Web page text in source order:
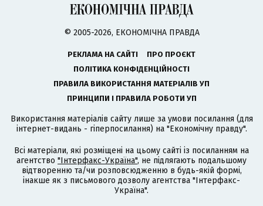
© 2005-2026, ЕКОНОМІЧНА ПРАВДА
РЕКЛАМА НА САЙТІ
ПРО ПРОЄКТ
ПОЛІТИКА КОНФІДЕНЦІЙНОСТІ
ПРАВИЛА ВИКОРИСТАННЯ МАТЕРІАЛІВ УП
ПРИНЦИПИ І ПРАВИЛА РОБОТИ УП
Використання матеріалів сайту лише за умови посилання (для
інтернет-видань - гіперпосилання) на "Економічну правду".
Всі матеріали, які розміщені на цьому сайті із посиланням на
агентство "Інтерфакс-Україна", не підлягають подальшому
відтворенню та/чи розповсюдженню в будь-якій формі,
інакше як з письмового дозволу агентства "Інтерфакс-
Україна".